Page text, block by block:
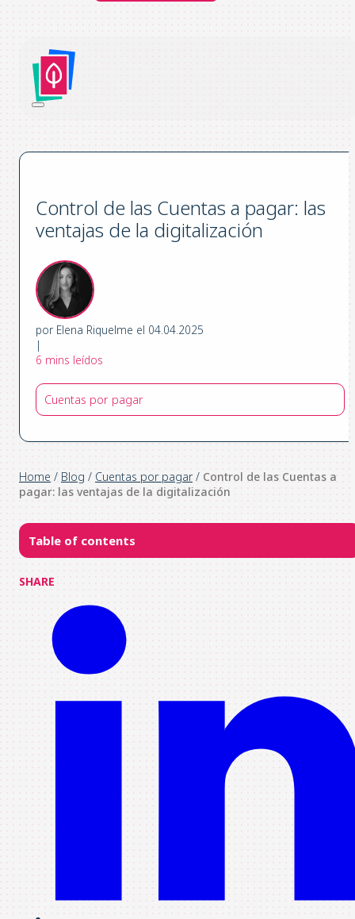
Control de las Cuentas a pagar: las
ventajas de la digitalización
por Elena Riquelme el 04.04.2025
|
6 mins leídos
Cuentas por pagar
Home / Blog / Cuentas por pagar/ Control de las Cuentas a
pagar: las ventajas de la digitalización
Table of contents
SHARE